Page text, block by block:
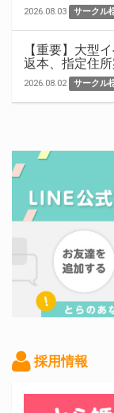
2026.08.03 サークル
【重要】大型
返本、指定住
2026.08.02 サークル
採用情報